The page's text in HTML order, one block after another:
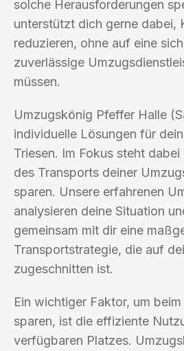
solche Herausforderungen
unterstützt dich gerne dabei,
reduzieren, ohne auf eine
zuverlässige
müssen.
Umzugskönig Pfeffer Halle
individuelle Lösungen für
Triesen. Im Fokus steht
des Transports deiner
sparen. Unsere erfahrenen
analysieren deine Situation
gemeinsam mit dir eine
Transportstrategie, die auf
zugeschnitten ist.
Ein wichtiger Faktor, um
sparen, ist die effiziente
verfügbaren Platzes.